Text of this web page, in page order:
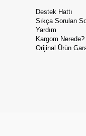
Destek Hattı
Sıkça Sorulan
Yardım
Kargom Nerede?
Orijinal Ürün